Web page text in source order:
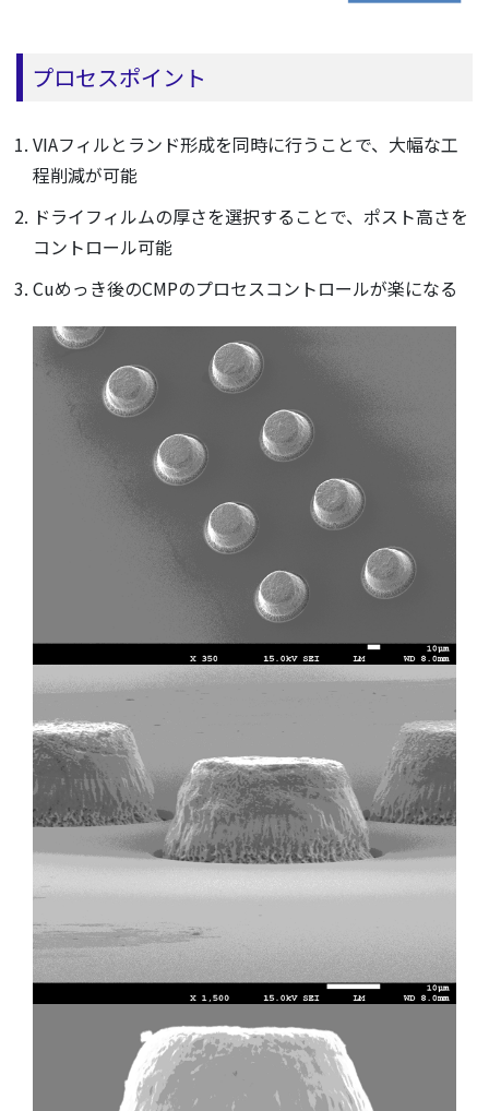
プロセスポイント
VIAフィルとランド形成を同時に行うことで、大幅な工
程削減が可能
ドライフィルムの厚さを選択することで、ポスト高さを
コントロール可能
Cuめっき後のCMPのプロセスコントロールが楽になる